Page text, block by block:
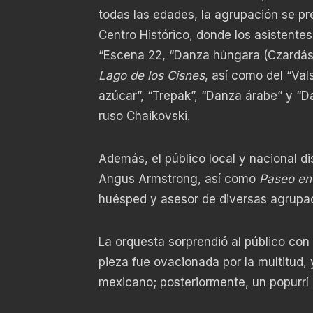
todas las edades, la agrupación se
Centro Histórico, donde los asistentes
“Escena 22, “Danza húngara
Lago de los Cisnes, así como del
azúcar”, “Trepak”, “Danza árabe” y
ruso Chaikovski.
Además, el público local y nacional
Angus Armstrong, así como Paseo
huésped y asesor de diversas
La orquesta sorprendió al público
pieza fue ovacionada por la
mexicano; posteriormente, un